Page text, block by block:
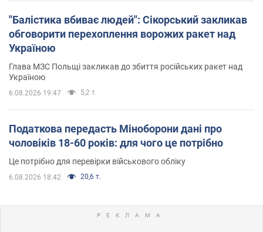
"Балістика вбиває людей": Сікорський закликав
обговорити перехоплення ворожих ракет над
Україною
Глава МЗС Польщі закликав до збиття російських ракет над
Україною
6.08.2026 19:47 5,2 т.
Податкова передасть Міноборони дані про
чоловіків 18-60 років: для чого це потрібно
Це потрібно для перевірки військового обліку
6.08.2026 18:42 20,6 т.